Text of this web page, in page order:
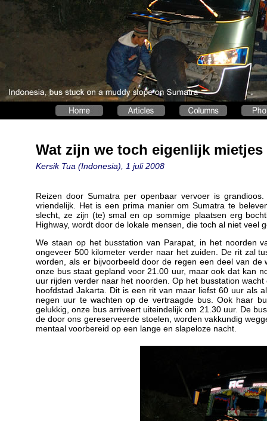
Wat zijn we toch eigenlijk mietjes
Kersik Tua (Indonesia), 1 juli 2008
Reizen door Sumatra per openbaar vervoer is
vriendelijk. Het is een prima manier om Sumatra te
slecht, ze zijn (te) smal en op sommige plaatsen erg
Highway, wordt door de lokale mensen, die toch al niet veel
We staan op het busstation van Parapat, in het noorden
ongeveer 500 kilometer verder naar het zuiden. De rit zal
worden, als er bijvoorbeeld door de regen een deel van
onze bus staat gepland voor 21.00 uur, maar ook dat kan
uur rijden verder naar het noorden. Op het busstation
hoofdstad Jakarta. Dit is een rit van maar liefst 60 uur als
negen uur te wachten op de vertraagde bus. Ook haar
gelukkig, onze bus arriveert uiteindelijk om 21.30 uur. De
de door ons gereserveerde stoelen, worden vakkundig
mentaal voorbereid op een lange en slapeloze nacht.